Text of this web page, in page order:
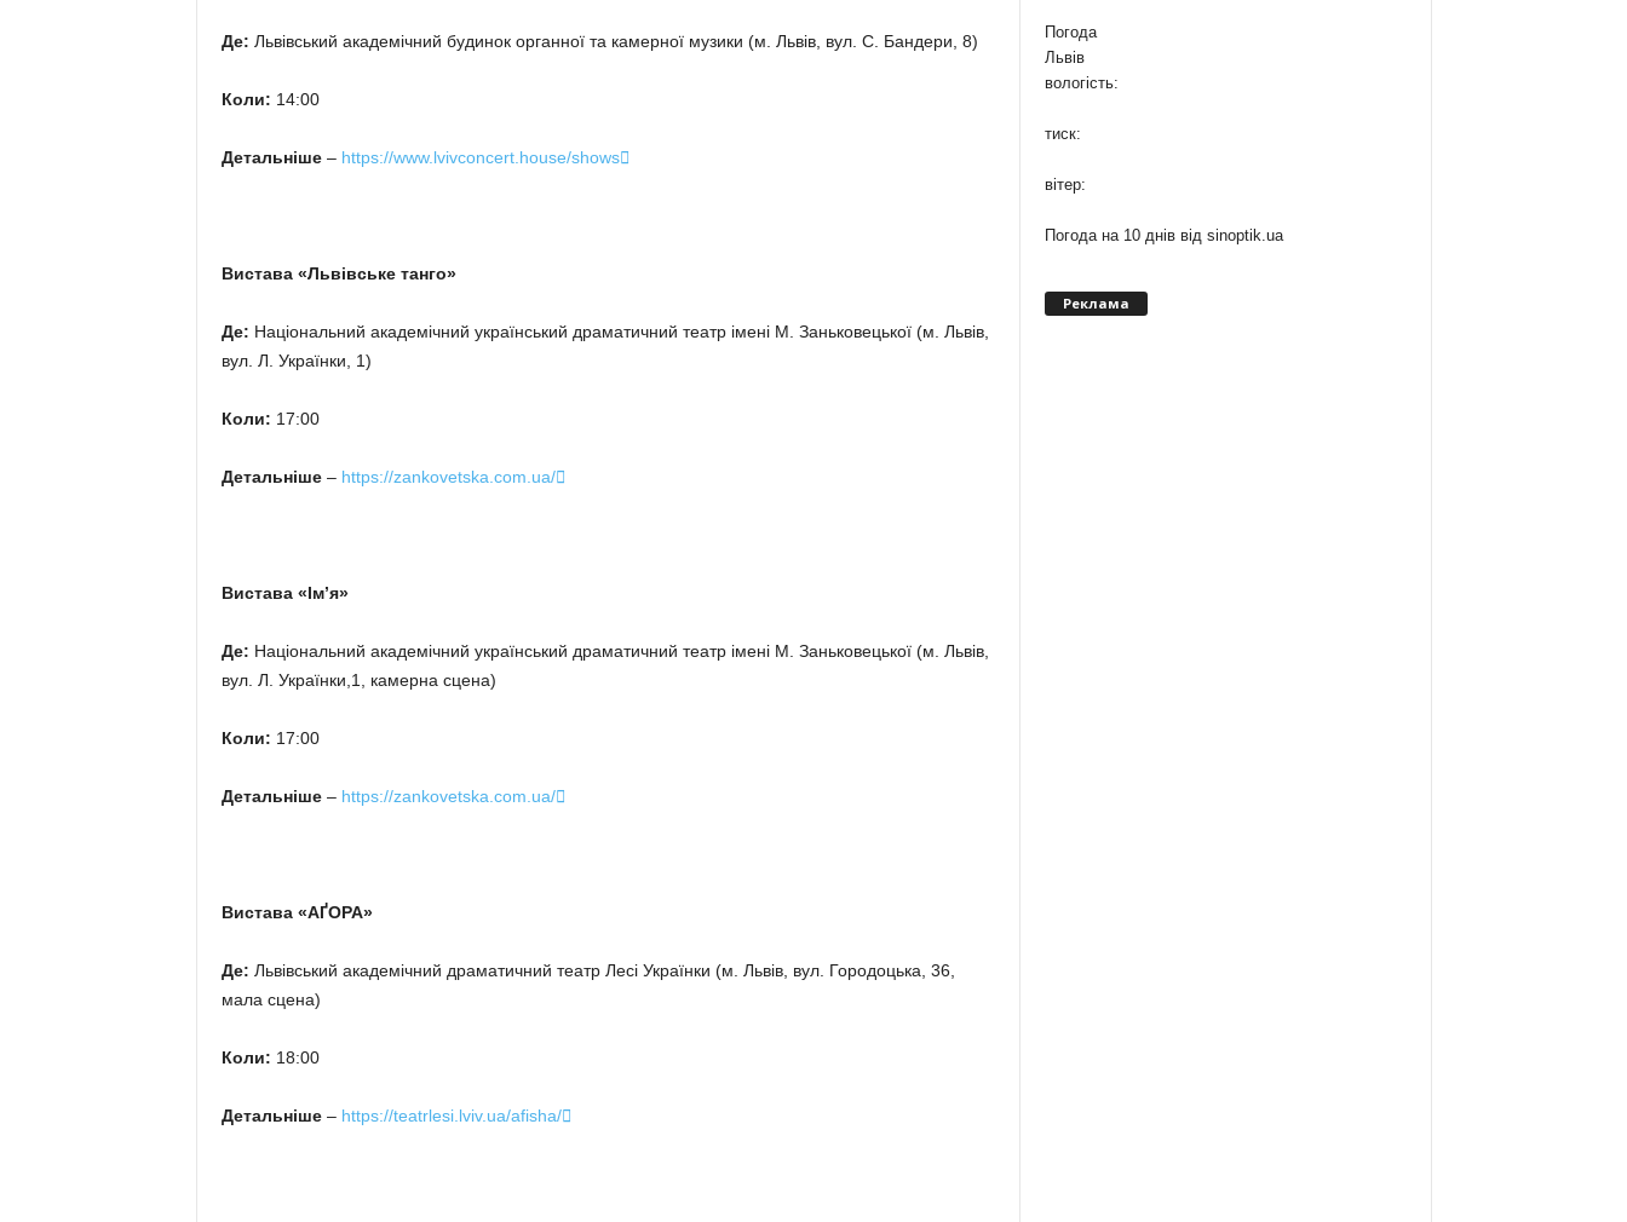
Де: Львівський академічний будинок органної та камерної музики (м. Львів, вул. С. Бандери, 8)
Коли: 14:00
Детальніше– https://www.lvivconcert.house/shows
Вистава «Львівське танго»
Де: Національний академічний український драматичний театр імені М. Заньковецької (м. Львів,
вул. Л. Українки, 1)
Коли: 17:00
Детальніше– https://zankovetska.com.ua/
Вистава «Ім’я»
Де: Національний академічний український драматичний театр імені М. Заньковецької (м. Львів,
вул. Л. Українки,1, камерна сцена)
Коли: 17:00
Детальніше– https://zankovetska.com.ua/
Вистава «АҐОРА»
Де: Львівський академічний драматичний театр Лесі Українки (м. Львів, вул. Городоцька, 36,
мала сцена)
Коли: 18:00
Детальніше– https://teatrlesi.lviv.ua/afisha/
Погода
Львів
вологість:
тиск:
вітер:
Погода на 10 днів від sinoptik.ua
Реклама